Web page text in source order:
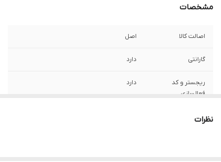
مشخصات
اصالت کالا اصل
گارانتی دارد
ریجستر و کد
فعالسازی
دارد
حافظه RAM
نظرات